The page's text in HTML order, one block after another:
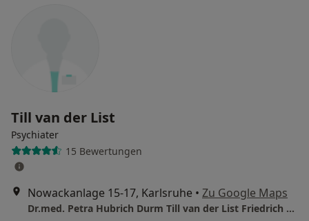
Till van der List
Psychiater
15 Bewertungen
Nowackanlage 15-17, Karlsruhe • Zu Google Maps
Dr.med. Petra Hubrich Durm Till van der List Friedrich Fässler u.w.